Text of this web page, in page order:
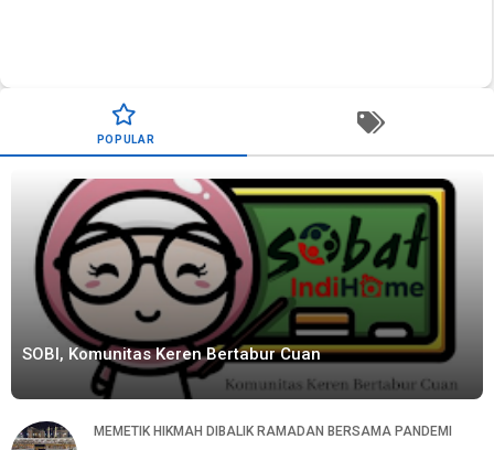
POPULAR
SOBI, Komunitas Keren Bertabur Cuan
MEMETIK HIKMAH DIBALIK RAMADAN BERSAMA PANDEMI